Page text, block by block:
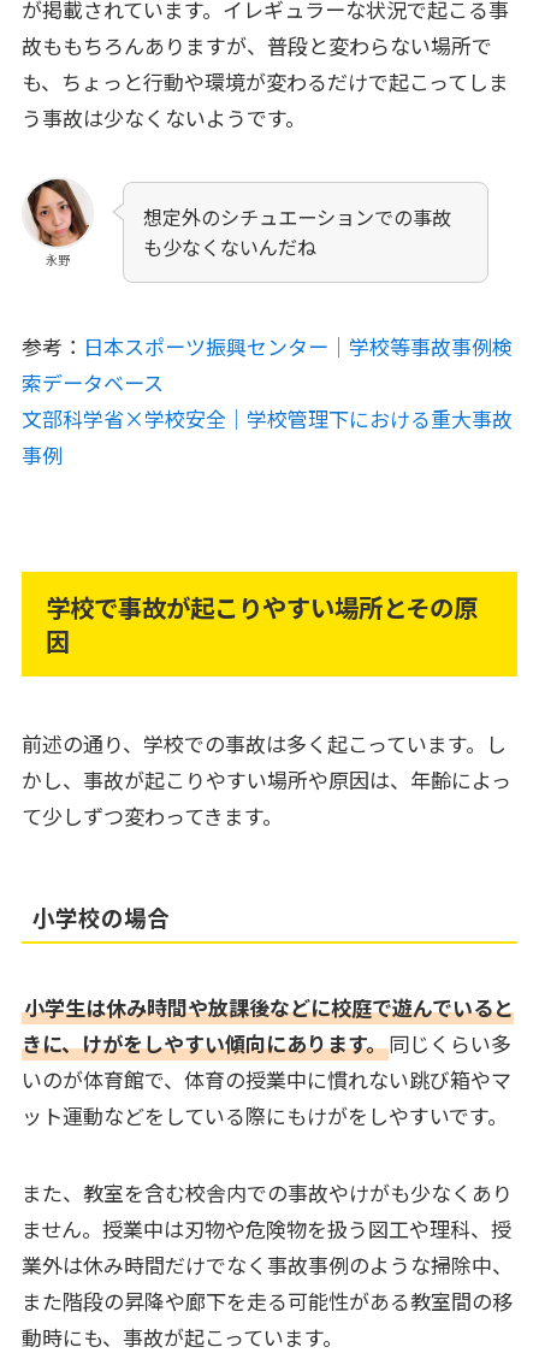
が掲載されています。イレギュラーな状況で起こる事
故ももちろんありますが、普段と変わらない場所で
も、ちょっと行動や環境が変わるだけで起こってしま
う事故は少なくないようです。
永野
想定外のシチュエーションでの事故
も少なくないんだね
参考： 日本スポーツ振興センター｜学校等事故事例検
索データベース
文部科学省×学校安全｜学校管理下における重大事故
事例
学校で事故が起こりやすい場所とその原
因
前述の通り、学校での事故は多く起こっています。し
かし、事故が起こりやすい場所や原因は、年齢によっ
て少しずつ変わってきます。
小学校の場合
小学生は休み時間や放課後などに校庭で遊んでいると
きに、けがをしやすい傾向にあります。同じくらい多
いのが体育館で、体育の授業中に慣れない跳び箱やマ
ット運動などをしている際にもけがをしやすいです。
また、教室を含む校舎内での事故やけがも少なくあり
ません。授業中は刃物や危険物を扱う図工や理科、授
業外は休み時間だけでなく事故事例のような掃除中、
また階段の昇降や廊下を走る可能性がある教室間の移
動時にも、事故が起こっています。